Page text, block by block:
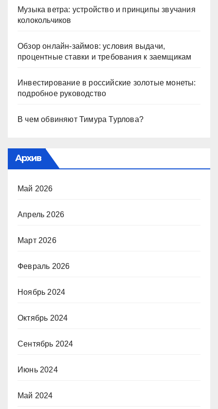
Музыка ветра: устройство и принципы звучания
колокольчиков
Обзор онлайн-займов: условия выдачи,
процентные ставки и требования к заемщикам
Инвестирование в российские золотые монеты:
подробное руководство
В чем обвиняют Тимура Турлова?
Архив
Май 2026
Апрель 2026
Март 2026
Февраль 2026
Ноябрь 2024
Октябрь 2024
Сентябрь 2024
Июнь 2024
Май 2024